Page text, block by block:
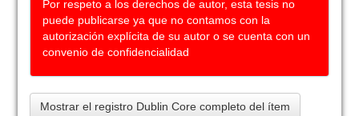
Por respeto a los derechos de autor, esta tesis no
puede publicarse ya que no contamos con la
autorización explícita de su autor o se cuenta con un
convenio de confidencialidad
Mostrar el registro Dublin Core completo del ítem